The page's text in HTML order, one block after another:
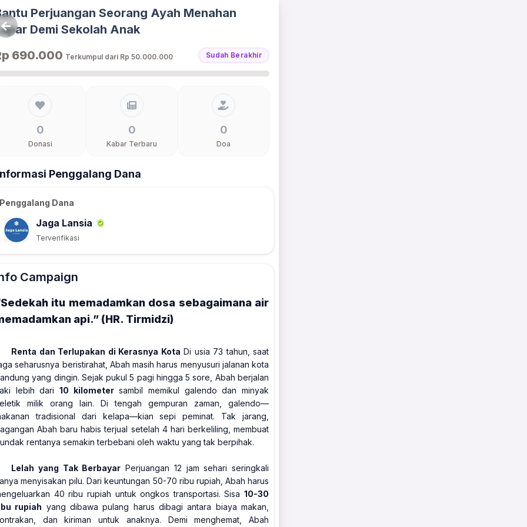
Perjuangan Seorang Ayah Menahan
Demi Sekolah Anak
690.000 Terkumpul dari Rp 50.000.000 Sudah Berakhir
0
Donasi
0
Kabar Terbaru
0
Doa
Penggalang Dana
Penggalang Dana
Jaga Lansia
Terverifikasi
Campaign
itu memadamkan dosa sebagaimana air
api.” (HR. Tirmidzi)
Renta dan Terlupakan di Kerasnya Kota Di usia 73 tahun, saat
seharusnya beristirahat, Abah masih harus menyusuri jalanan kota
yang dingin. Sejak pukul 5 pagi hingga 5 sore, Abah berjalan
lebih dari 10 kilometersambil memikul galendo dan minyak
milik orang lain. Di tengah gempuran zaman, galendo—
tradisional dari kelapa—kian sepi peminat. Tak jarang,
Abah baru habis terjual setelah 4 hari berkeliling, membuat
rentanya semakin terbebani oleh waktu yang tak berpihak.
Lelah yang Tak Berbayar Perjuangan 12 jam sehari seringkali
menyisakan pilu. Dari keuntungan 50-70 ribu rupiah, Abah harus
40 ribu rupiah untuk ongkos transportasi. Sisa 10-30
rupiah yang dibawa pulang harus dibagi antara biaya makan,
dan kiriman untuk anaknya. Demi menghemat, Abah